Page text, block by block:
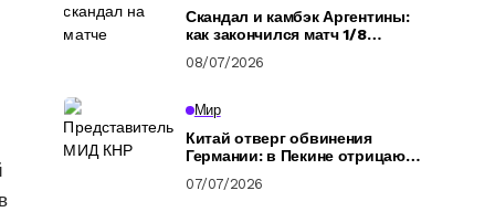
Скандал и камбэк Аргентины:
как закончился матч 1/8
08/07/2026
Мир
Китай отверг обвинения
Германии: в Пекине отрицают
военных
07/07/2026